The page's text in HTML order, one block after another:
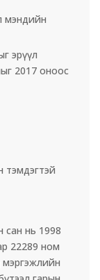
мэндийн
эрүүл
2017 оноос
тэмдэгтэй
сан нь 1998
22289 ном
мэргэжлийн